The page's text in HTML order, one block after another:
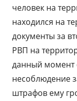
человек на
находился на
документы за
РВП на
данный момент
несоблюдение
штрафов ему